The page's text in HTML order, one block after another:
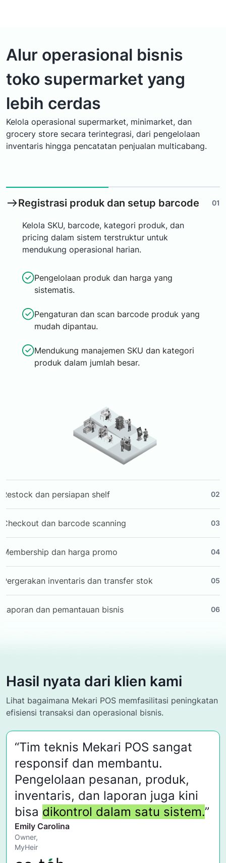
Alur operasional bisnis
toko supermarket yang
lebih cerdas
Kelola operasional supermarket, minimarket, dan
grocery store secara terintegrasi, dari pengelolaan
inventaris hingga pencatatan penjualan multicabang.
Registrasi produk dan setup barcode 01
Kelola SKU, barcode, kategori produk, dan
pricing dalam sistem terstruktur untuk
mendukung operasional harian.
Pengelolaan produk dan harga yang
sistematis.
Pengaturan dan scan barcode produk yang
mudah dipantau.
Mendukung manajemen SKU dan kategori
produk dalam jumlah besar.
Restock dan persiapan shelf 02
Checkout dan barcode scanning 03
Membership dan harga promo 04
Pergerakan inventaris dan transfer stok 05
Laporan dan pemantauan bisnis 06
Hasil nyata dari klien kami
Lihat bagaimana Mekari POS memfasilitasi peningkatan
efisiensi transaksi dan operasional bisnis.
“Tim teknis Mekari POS sangat
responsif dan membantu.
Pengelolaan pesanan, produk,
inventaris, dan laporan juga kini
bisa dikontrol dalam satu sistem.”
Emily Carolina
Owner,
MyHeir